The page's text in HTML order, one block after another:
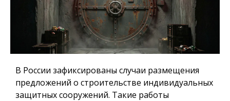
В России зафиксированы случаи размещения
предложений о строительстве индивидуальных
защитных сооружений. Такие работы